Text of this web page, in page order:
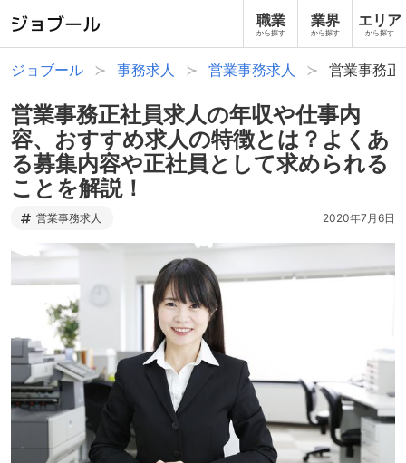
職業
から探す
業界
から探す
エリア
から探す
ジョブール 事務求人 営業事務求人 営業事務正
営業事務正社員求人の年収や仕事内
容、おすすめ求人の特徴とは？よくあ
る募集内容や正社員として求められる
ことを解説！
営業事務求人 2020年7月6日